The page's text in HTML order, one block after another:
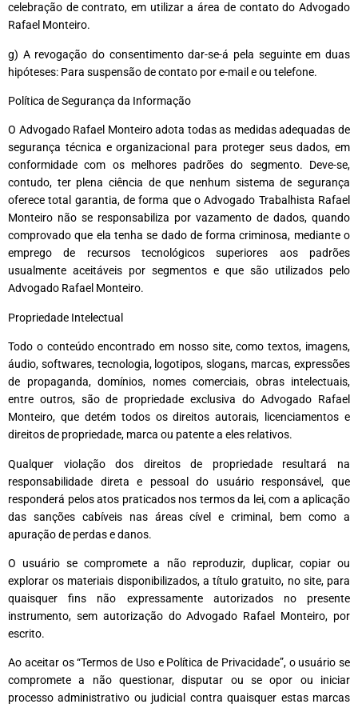
celebração de contrato, em utilizar a área de contato do Advogado
Rafael Monteiro.
g) A revogação do consentimento dar-se-á pela seguinte em duas
hipóteses: Para suspensão de contato por e-mail e ou telefone.
Política de Segurança da Informação
O Advogado Rafael Monteiro adota todas as medidas adequadas de
segurança técnica e organizacional para proteger seus dados, em
conformidade com os melhores padrões do segmento. Deve-se,
contudo, ter plena ciência de que nenhum sistema de segurança
oferece total garantia, de forma que o Advogado Trabalhista Rafael
Monteiro não se responsabiliza por vazamento de dados, quando
comprovado que ela tenha se dado de forma criminosa, mediante o
emprego de recursos tecnológicos superiores aos padrões
usualmente aceitáveis ​​por segmentos e que são utilizados pelo
Advogado Rafael Monteiro.
Propriedade Intelectual
Todo o conteúdo encontrado em nosso site, como textos, imagens,
áudio, softwares, tecnologia, logotipos, slogans, marcas, expressões
de propaganda, domínios, nomes comerciais, obras intelectuais,
entre outros, são de propriedade exclusiva do Advogado Rafael
Monteiro, que detém todos os direitos autorais, licenciamentos e
direitos de propriedade, marca ou patente a eles relativos.
Qualquer violação dos direitos de propriedade resultará na
responsabilidade direta e pessoal do usuário responsável, que
responderá pelos atos praticados nos termos da lei, com a aplicação
das sanções cabíveis nas áreas cível e criminal, bem como a
apuração de perdas e danos.
O usuário se compromete a não reproduzir, duplicar, copiar ou
explorar os materiais disponibilizados, a título gratuito, no site, para
quaisquer fins não expressamente autorizados no presente
instrumento, sem autorização do Advogado Rafael Monteiro, por
escrito.
Ao aceitar os “Termos de Uso e Política de Privacidade”, o usuário se
compromete a não questionar, disputar ou se opor ou iniciar
processo administrativo ou judicial contra quaisquer estas marcas